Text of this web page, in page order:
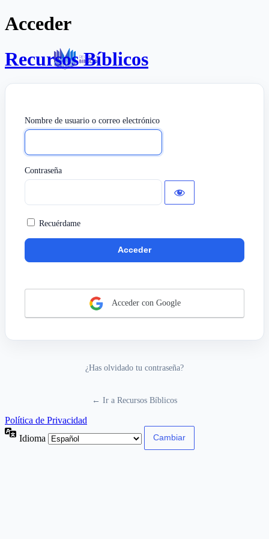
Acceder
Recursos Bíblicos
Nombre de usuario o correo electrónico
Contraseña
Recuérdame
Acceder con Google
¿Has olvidado tu contraseña?
← Ir a Recursos Bíblicos
Política de Privacidad
Idioma